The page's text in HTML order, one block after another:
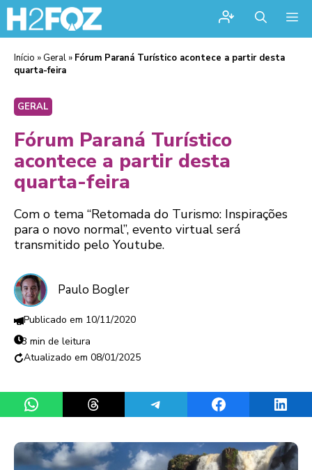
Início » Geral » Fórum Paraná Turístico acontece a partir desta
quarta-feira
GERAL
Fórum Paraná Turístico
acontece a partir desta
quarta-feira
Com o tema “Retomada do Turismo: Inspirações
para o novo normal”, evento virtual será
transmitido pelo Youtube.
Paulo Bogler
10/11/2020
3 min de leitura
08/01/2025
Share on WhatsAppShare on ThreadsShare on TelegramShare on Facebook